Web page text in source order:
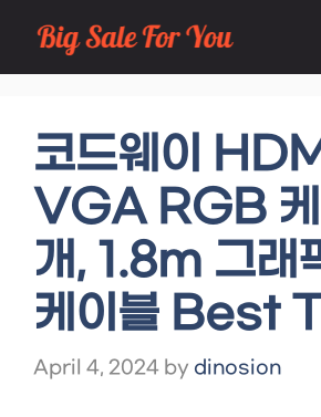
Skip
to
코드웨이
VGA RGB 케
개, 1.8m 그래
케이블 Best
April 4, 2024 by dinosion